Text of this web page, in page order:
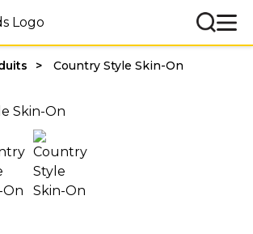
Country Style Skin-On